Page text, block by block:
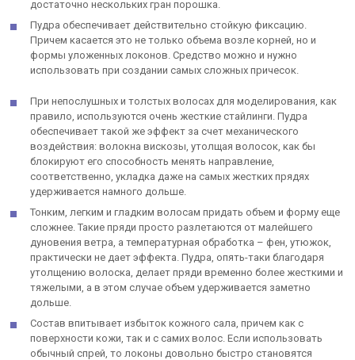
достаточно нескольких гран порошка.
Пудра обеспечивает действительно стойкую фиксацию.
Причем касается это не только объема возле корней, но и
формы уложенных локонов. Средство можно и нужно
использовать при создании самых сложных причесок.
При непослушных и толстых волосах для моделирования, как
правило, используются очень жесткие стайлинги. Пудра
обеспечивает такой же эффект за счет механического
воздействия: волокна вискозы, утолщая волосок, как бы
блокируют его способность менять направление,
соответственно, укладка даже на самых жестких прядях
удерживается намного дольше.
Тонким, легким и гладким волосам придать объем и форму еще
сложнее. Такие пряди просто разлетаются от малейшего
дуновения ветра, а температурная обработка – фен, утюжок,
практически не дает эффекта. Пудра, опять-таки благодаря
утолщению волоска, делает пряди временно более жесткими и
тяжелыми, а в этом случае объем удерживается заметно
дольше.
Состав впитывает избыток кожного сала, причем как с
поверхности кожи, так и с самих волос. Если использовать
обычный спрей, то локоны довольно быстро становятся